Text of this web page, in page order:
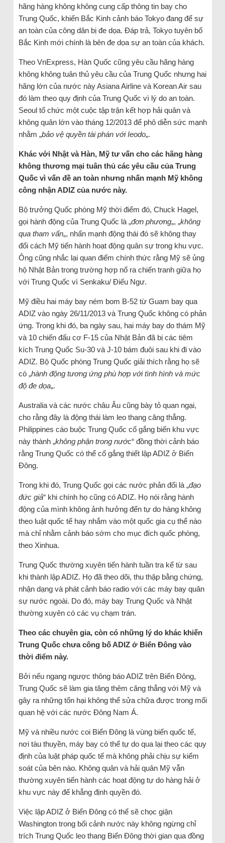
hãng hàng không không cung cấp thông tin bay cho
Trung Quốc, khiến Bắc Kinh cảnh báo Tokyo đang để sự
an toàn của công dân bị đe dọa. Đáp trả, Tokyo tuyên bố
Bắc Kinh mới chính là bên đe dọa sự an toàn của khách.
Theo VnExpress, Hàn Quốc cũng yêu cầu hãng hàng
không không tuân thủ yêu cầu của Trung Quốc nhưng hai
hãng lớn của nước này Asiana Airline và Korean Air sau
đó làm theo quy định của Trung Quốc vì lý do an toàn.
Seoul tổ chức một cuộc tập trận kết hợp hải quân và
không quân lớn vào tháng 12/2013 để phô diễn sức mạnh
nhằm „bảo vệ quyền tài phán với Ieodo„.
Khác với Nhật và Hàn, Mỹ tư vấn cho các hãng hàng
không thương mại tuân thủ các yêu cầu của Trung
Quốc vì vấn đề an toàn nhưng nhấn mạnh Mỹ không
công nhận ADIZ của nước này.
Bộ trưởng Quốc phòng Mỹ thời điểm đó, Chuck Hagel,
gọi hành động của Trung Quốc là „đơn phương„, „không
qua tham vấn„, nhấn mạnh động thái đó sẽ không thay
đổi cách Mỹ tiến hành hoạt động quân sự trong khu vực.
Ông cũng nhắc lại quan điểm chính thức rằng Mỹ sẽ ủng
hộ Nhật Bản trong trường hợp nổ ra chiến tranh giữa họ
với Trung Quốc vì Senkaku/ Điếu Ngư.
Mỹ điều hai máy bay ném bom B-52 từ Guam bay qua
ADIZ vào ngày 26/11/2013 và Trung Quốc không có phản
ứng. Trong khi đó, ba ngày sau, hai máy bay do thám Mỹ
và 10 chiến đấu cơ F-15 của Nhật Bản đã bị các tiêm
kích Trung Quốc Su-30 và J-10 bám đuôi sau khi đi vào
ADIZ. Bộ Quốc phòng Trung Quốc giải thích rằng họ sẽ
có „hành động tương ứng phù hợp với tình hình và mức
độ đe dọa„.
Australia và các nước châu Âu cũng bày tỏ quan ngại,
cho rằng đây là động thái làm leo thang căng thẳng.
Philippines cáo buộc Trung Quốc cố gắng biến khu vực
này thành „không phận trong nước“ đồng thời cảnh báo
rằng Trung Quốc có thể cố gắng thiết lập ADIZ ở Biển
Đông.
Trong khi đó, Trung Quốc gọi các nước phản đối là „đạo
đức giả“ khi chính họ cũng có ADIZ. Họ nói rằng hành
động của mình không ảnh hưởng đến tự do hàng không
theo luật quốc tế hay nhắm vào một quốc gia cụ thể nào
mà chỉ nhằm cảnh báo sớm cho mục đích quốc phòng,
theo Xinhua.
Trung Quốc thường xuyên tiến hành tuần tra kể từ sau
khi thành lập ADIZ. Họ đã theo dõi, thu thập bằng chứng,
nhận dạng và phát cảnh báo radio với các máy bay quân
sự nước ngoài. Do đó, máy bay Trung Quốc và Nhật
thường xuyên có các vụ chạm trán.
Theo các chuyên gia, còn có những lý do khác khiến
Trung Quốc chưa công bố ADIZ ở Biển Đông vào
thời điểm này.
Bởi nếu ngang ngược thông báo ADIZ trên Biển Đông,
Trung Quốc sẽ làm gia tăng thêm căng thẳng với Mỹ và
gây ra những tổn hại không thể sửa chữa được trong mối
quan hệ với các nước Đông Nam Á.
Mỹ và nhiều nước coi Biển Đông là vùng biển quốc tế,
nơi tàu thuyền, máy bay có thể tự do qua lại theo các quy
định của luật pháp quốc tế mà không phải chịu sự kiểm
soát của bên nào. Không quân và hải quân Mỹ vẫn
thường xuyên tiến hành các hoạt động tự do hàng hải ở
khu vực này để khẳng định quyền đó.
Việc lập ADIZ ở Biển Đông có thể sẽ chọc giận
Washington trong bối cảnh nước này không ngừng chỉ
trích Trung Quốc leo thang Biển Đông thời gian qua đồng